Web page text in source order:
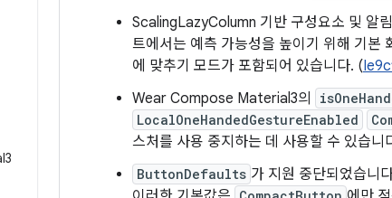
ScalingLazyColumn 기반 구성요소 및 알
트에서는 예측 가능성을 높이기 위해 기본
에 맞추기 모드가 포함되어 있습니다. (
Wear Compose Material3의
LocalOneHandedGestureEnabled
스처를 사용 중지하는 데 사용할 수 있습니
ButtonDefaults 가 지원 중단되었습니